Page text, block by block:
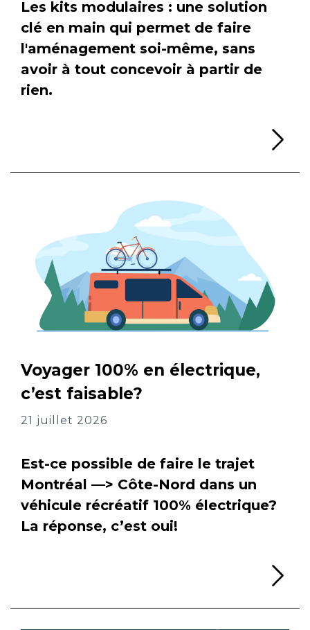
Les kits modulaires : une solution
clé en main qui permet de faire
l'aménagement soi-même, sans
avoir à tout concevoir à partir de
rien.
Voyager 100% en électrique,
c’est faisable?
21 juillet 2026
Est-ce possible de faire le trajet
Montréal —> Côte-Nord dans un
véhicule récréatif 100% électrique?
La réponse, c’est oui!